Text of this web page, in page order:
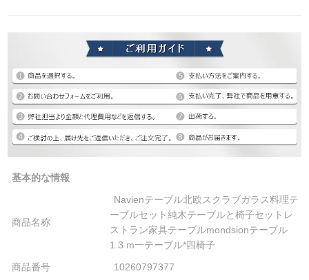
基本的な情報
商品名称
Navienテーブル北欧スクラブガラス料理テ
ーブルセット純木テーブルと椅子セットレ
ストラン家具テーブルmondsionテーブル
1.3 m一テーブル*四椅子
商品番号
10260797377